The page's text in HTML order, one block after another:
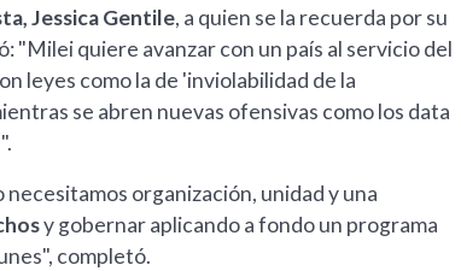
Jessica Gentile, a quien se la recuerda por su
"Milei quiere avanzar con un país al servicio del
leyes como la de 'inviolabilidad de la
se abren nuevas ofensivas como los data
organización, unidad y una
y gobernar aplicando a fondo un programa
completó.